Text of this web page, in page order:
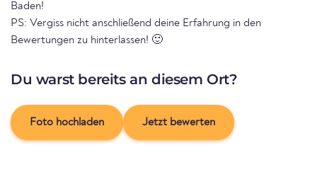
Baden!
PS: Vergiss nicht anschließend deine Erfahrung in den
Bewertungen zu hinterlassen! 🙂
Du warst bereits an diesem Ort?
Foto hochladen Jetzt bewerten